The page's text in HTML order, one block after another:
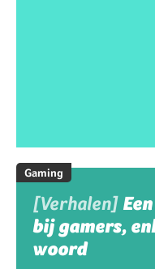
Gaming
[Verhalen]
bij gamers,
woord